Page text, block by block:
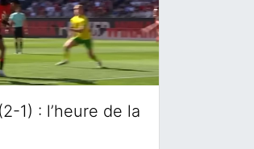
1) : l’heure de la